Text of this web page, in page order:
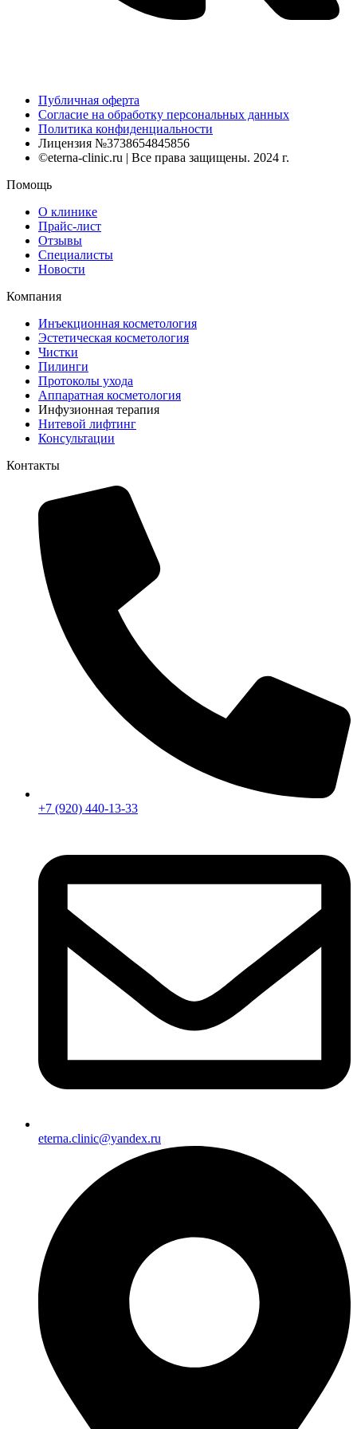
Публичная оферта
Согласие на обработку персональных данных
Политика конфиденциальности
Лицензия №3738654845856
©eterna-clinic.ru | Все права защищены. 2024 г.
Помощь
О клинике
Прайс-лист
Отзывы
Специалисты
Новости
Компания
Инъекционная косметология
Эстетическая косметология
Чистки
Пилинги
Протоколы ухода
Аппаратная косметология
Инфузионная терапия
Нитевой лифтинг
Консультации
Контакты
+7 (920) 440-13-33
eterna.clinic@yandex.ru